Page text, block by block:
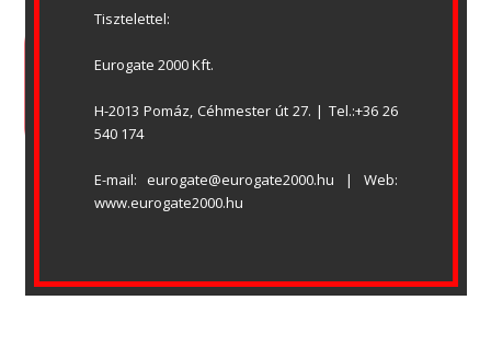
ADATVÉDELMI NYILATKOZAT
Tisztelettel:
Eurogate 2000 Kft.
H-2013 Pomáz, Céhmester út 27. | Tel.:+36 26
540 174
E-mail: eurogate@eurogate2000.hu | Web:
www.eurogate2000.hu